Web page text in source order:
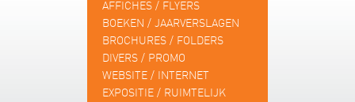
AFFICHES / FLYERS
BOEKEN / JAARVERSLAGEN
BROCHURES / FOLDERS
DIVERS / PROMO
WEBSITE / INTERNET
EXPOSITIE / RUIMTELIJK